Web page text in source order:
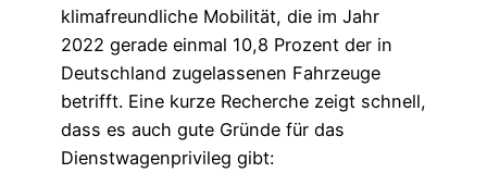
klimafreundliche Mobilität, die im Jahr
2022 gerade einmal 10,8 Prozent der in
Deutschland zugelassenen Fahrzeuge
betrifft. Eine kurze Recherche zeigt schnell,
dass es auch gute Gründe für das
Dienstwagenprivileg gibt: